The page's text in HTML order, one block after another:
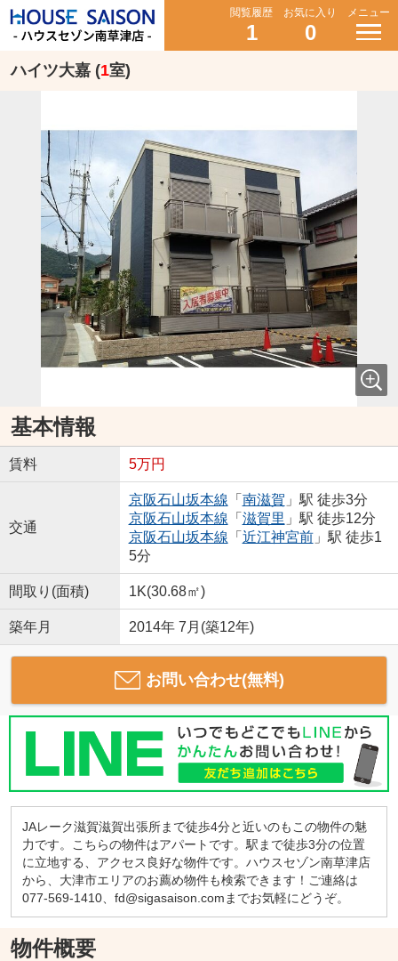
閲覧履歴
1
お気に入り
0
メニュー
ハイツ大嘉 (1室)
基本情報
賃料 5万円
交通
京阪石山坂本線 「 南滋賀 」駅 徒歩3分
京阪石山坂本線 「 滋賀里 」駅 徒歩12分
京阪石山坂本線 「 近江神宮前」駅 徒歩1
5分
間取り(面積) 1K(30.68㎡)
築年月 2014年 7月(築12年)
お問い合わせ(無料)
JAレーク滋賀滋賀出張所まで徒歩4分と近いのもこの物件の魅
力です。こちらの物件はアパートです。駅まで徒歩3分の位置
に立地する、アクセス良好な物件です。ハウスセゾン南草津店
から、大津市エリアのお薦め物件も検索できます！ご連絡は
077-569-1410、fd@sigasaison.comまでお気軽にどうぞ。
物件概要